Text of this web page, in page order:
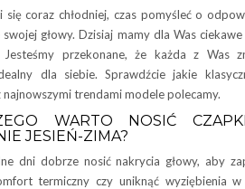
się coraz chłodniej, czas pomyśleć o
głowy. Dzisiaj mamy dla Was
Jesteśmy przekonane, że każda z Was
dla siebie. Sprawdźcie jakie
najnowszymi trendami modele polecamy.
WARTO NOSIĆ
JESIEŃ-ZIMA?
dni dobrze nosić nakrycia głowy, aby
termiczny czy uniknąć wyziębienia w